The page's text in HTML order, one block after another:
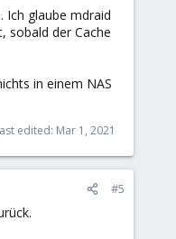
Ich glaube mdraid
sobald der Cache
in einem NAS
edited: Mar 1, 2021
#5